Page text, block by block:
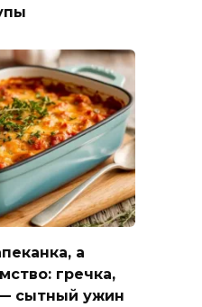
а
гречка,
сытный ужин